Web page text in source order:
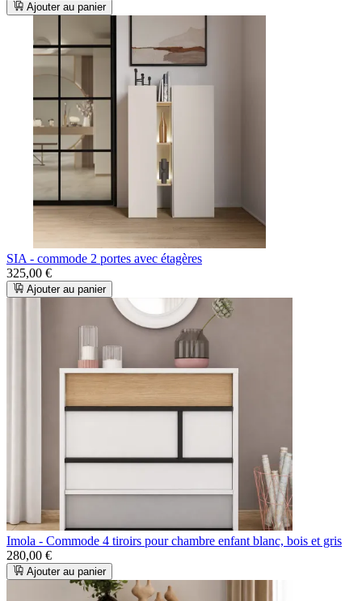
Ajouter au panier
SIA - commode 2 portes avec étagères
325,00 €
Ajouter au panier
Imola - Commode 4 tiroirs pour chambre enfant blanc, bois et gris
280,00 €
Ajouter au panier